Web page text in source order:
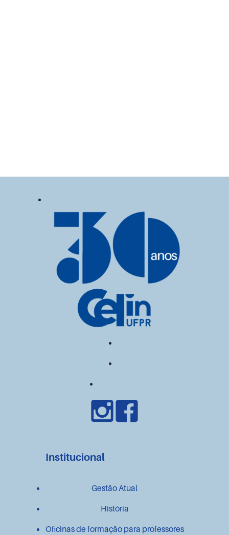
Institucional
Gestão Atual
História
Oficinas de formação para professores